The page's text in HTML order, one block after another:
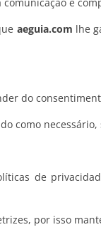
aeguia.com lhe
do
como
de
por isso